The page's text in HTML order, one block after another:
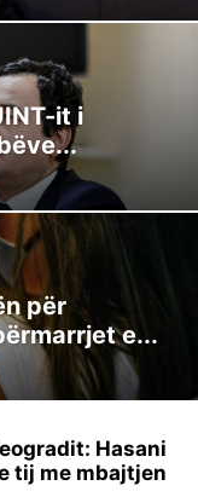
it i
për
e...
Hasani
tij me mbajtjen